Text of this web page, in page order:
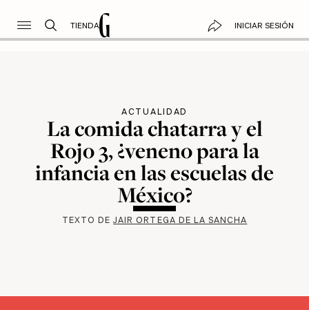
TIENDA INICIAR SESIÓN
ACTUALIDAD
La comida chatarra y el
Rojo 3, ¿veneno para la
infancia en las escuelas de
México?
TEXTO DEJAIR ORTEGA DE LA SANCHA